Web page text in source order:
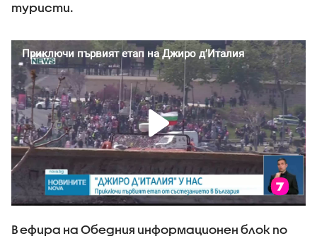
туристи.
В ефира на Обедния информационен блок по